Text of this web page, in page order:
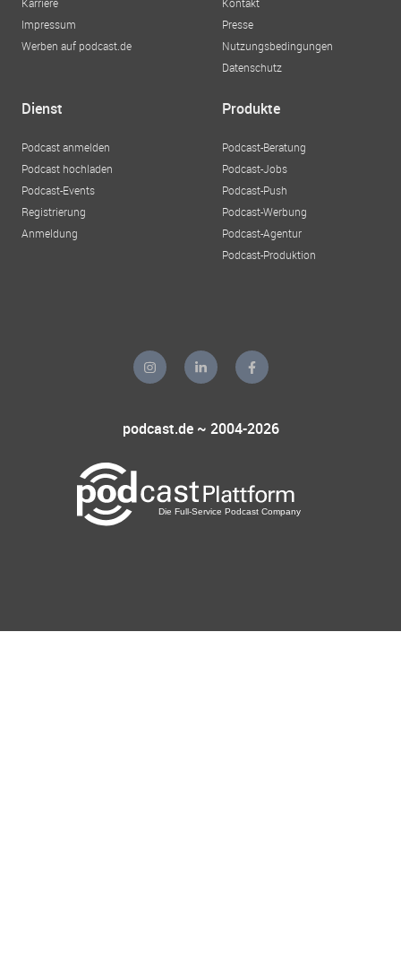
Impressum
Werben auf podcast.de
Presse
Nutzungsbedingungen
Datenschutz
Dienst
Podcast anmelden
Podcast hochladen
Podcast-Events
Registrierung
Anmeldung
Produkte
Podcast-Beratung
Podcast-Jobs
Podcast-Push
Podcast-Werbung
Podcast-Agentur
Podcast-Produktion
podcast.de ~ 2004-2026